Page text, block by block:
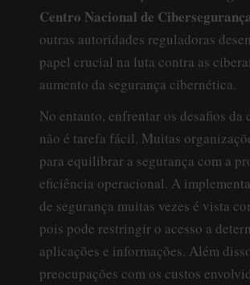
Centro Nacional de
outras autoridades reguladoras
papel crucial na luta contra as
aumento da segurança cibernética.
No entanto, enfrentar os desafios da
não é tarefa fácil. Muitas
para equilibrar a segurança com a
eficiência operacional. A
de segurança muitas vezes é vista
pois pode restringir o acesso a
aplicações e informações. Além
preocupações com os custos